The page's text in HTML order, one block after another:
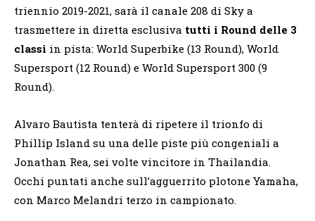
triennio 2019-2021, sarà il canale 208 di Sky a
trasmettere in diretta esclusiva tutti i Round delle 3
classi in pista: World Superbike (13 Round), World
Supersport (12 Round) e World Supersport 300 (9
Round).
Alvaro Bautista tenterà di ripetere il trionfo di
Phillip Island su una delle piste più congeniali a
Jonathan Rea, sei volte vincitore in Thailandia.
Occhi puntati anche sull’agguerrito plotone Yamaha,
con Marco Melandri terzo in campionato.